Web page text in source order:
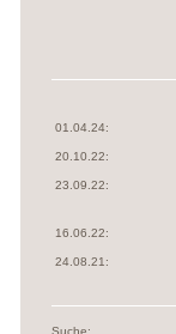
01.04.24:
20.10.22:
23.09.22:
16.06.22:
24.08.21: